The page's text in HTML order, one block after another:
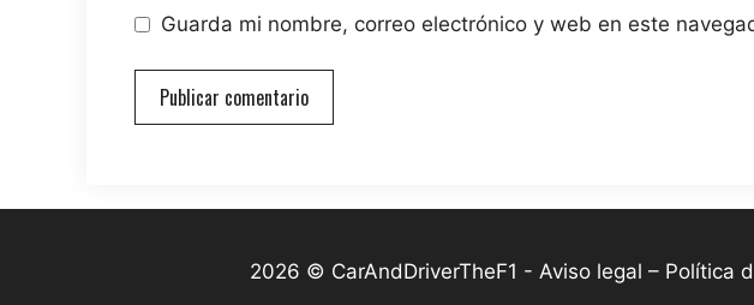
Guarda mi nombre, correo electrónico y web en este
2026 © CarAndDriverTheF1 - Aviso legal – Política